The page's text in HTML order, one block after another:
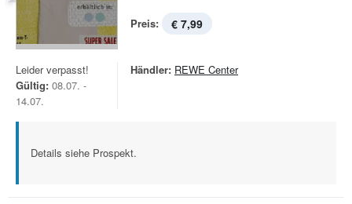
Preis: € 7,99
Leider verpasst!
Gültig: 08.07. -
14.07.
Händler: REWE Center
Details siehe Prospekt.